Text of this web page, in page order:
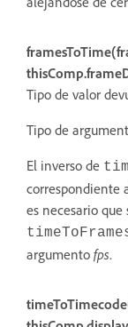
Tipo de valor
Tipo de
El inverso de
correspondiente
es necesario
argumento fps.